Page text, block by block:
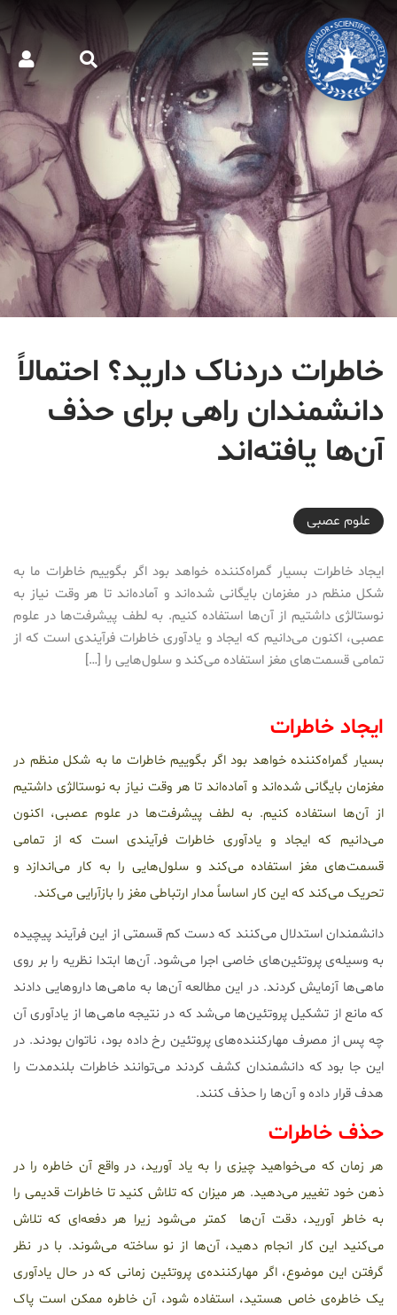
خاطرات دردناک دارید؟ احتمالاً
دانشمندان راهی برای حذف
آن‌ها یافته‌اند
2017-04-06T12:39:31+04:30
علوم عصبی
ایجاد خاطرات بسیار گمراه‌کننده خواهد بود اگر بگوییم خاطرات ما به
شکل منظم در مغزمان بایگانی شده‌اند و آماده‌اند تا هر وقت نیاز به
نوستالژی داشتیم از آن‌ها استفاده کنیم. به لطف پیشرفت‌ها در علوم
عصبی، اکنون می‌دانیم که ایجاد و یادآوری خاطرات فرآیندی است که از
تمامی قسمت‌های مغز استفاده می‌کند و سلول‌هایی را […]
ایجاد خاطرات
بسیار گمراه‌کننده خواهد بود اگر بگوییم خاطرات ما به شکل منظم در
مغزمان بایگانی شده‌اند و آماده‌اند تا هر وقت نیاز به نوستالژی داشتیم
از آن‌ها استفاده کنیم. به لطف پیشرفت‌ها در علوم عصبی، اکنون
می‌دانیم که ایجاد و یادآوری خاطرات فرآیندی است که از تمامی
قسمت‌های مغز استفاده می‌کند و سلول‌هایی را به کار می‌اندازد و
تحریک می‌کند که این کار اساساً مدار ارتباطی مغز را بازآرایی می‌کند.
دانشمندان استدلال می‌کنند که دست کم قسمتی از این فرآیند پیچیده
به وسیله‌ی پروتئین‌های خاصی اجرا می‌شود. آن‌ها ابتدا نظریه را بر روی
ماهی‌ها آزمایش کردند. در این مطالعه آن‌ها به ماهی‌ها داروهایی دادند
که مانع از تشکیل پروتئین‌ها می‌شد که در نتیجه ماهی‌ها از یادآوری آن
چه پس از مصرف مهارکننده‌های پروتئین رخ داده بود، ناتوان بودند. در
این جا بود که دانشمندان کشف کردند می‌توانند خاطرات بلندمدت را
هدف قرار داده و آن‌ها را حذف کنند.
حذف خاطرات
هر زمان که می‌خواهید چیزی را به یاد آورید، در واقع آن خاطره را در
ذهن خود تغییر می‌دهید. هر میزان که تلاش کنید تا خاطرات قدیمی را
به خاطر آورید، دقت آن‌ها کمتر می‌شود زیرا هر دفعه‌ای که تلاش
می‌کنید این کار انجام دهید، آن‌ها از نو ساخته می‌شوند. با در نظر
گرفتن این موضوع، اگر مهارکننده‌ی پروتئین زمانی که در حال یادآوری
یک خاطره‌ی خاص هستید، استفاده شود، آن خاطره ممکن است پاک